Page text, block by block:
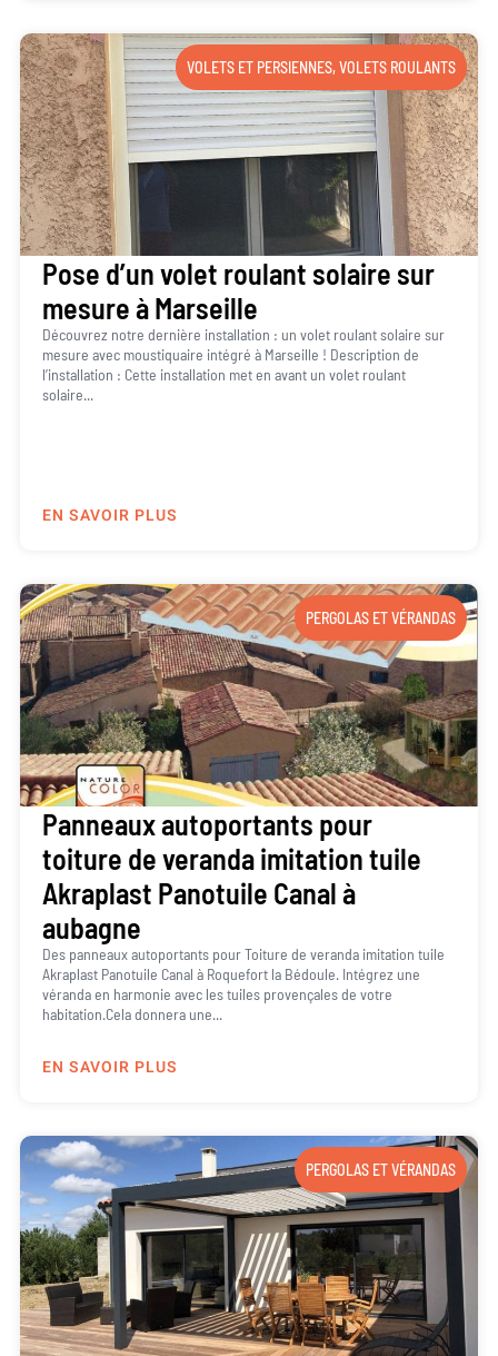
VOLETS ET PERSIENNES,VOLETS ROULANTS
Pose d’un volet roulant solaire sur
mesure à Marseille
Découvrez notre dernière installation : un volet roulant solaire sur
mesure avec moustiquaire intégré à Marseille ! Description de
l’installation : Cette installation met en avant un volet roulant
solaire...
EN SAVOIR PLUS
PERGOLAS ET VÉRANDAS
Panneaux autoportants pour
toiture de veranda imitation tuile
Akraplast Panotuile Canal à
aubagne
Des panneaux autoportants pour Toiture de veranda imitation tuile
Akraplast Panotuile Canal à Roquefort la Bédoule. Intégrez une
véranda en harmonie avec les tuiles provençales de votre
habitation.Cela donnera une...
EN SAVOIR PLUS
PERGOLAS ET VÉRANDAS